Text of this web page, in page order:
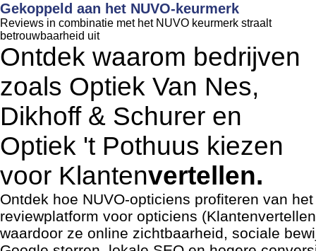
Gekoppeld aan het NUVO-keurmerk
Reviews in combinatie met het NUVO keurmerk straalt
betrouwbaarheid uit
Ontdek waarom bedrijven
zoals Optiek Van Nes,
Dikhoff & Schurer en
Optiek 't Pothuus kiezen
voor Klantenvertellen.
Ontdek hoe NUVO-opticiens profiteren van
reviewplatform voor opticiens
waardoor ze online zichtbaarheid, sociale